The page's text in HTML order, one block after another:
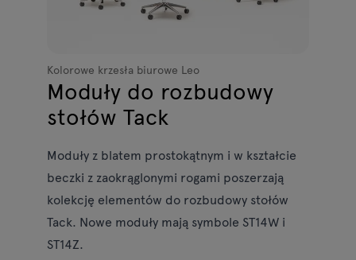
Kolorowe krzesła biurowe Leo
Moduły do rozbudowy
stołów Tack
Moduły z blatem prostokątnym i w kształcie
beczki z zaokrąglonymi rogami poszerzają
kolekcję elementów do rozbudowy stołów
Tack. Nowe moduły mają symbole ST14W i
ST14Z.